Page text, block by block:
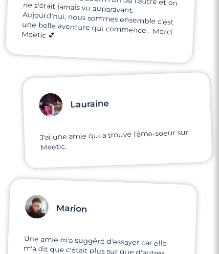
Meetic 💕
Lauraine
J'ai une amie qui a trouvé l'âme-soeur sur
Meetic.
Marion
Une amie m'a suggéré d'essayer car elle
m'a dit que c'était plus sur que d'autres
sites. Avant de m'inscrire, j'y croyais à
moitié, très vite j'ai fait plusieurs